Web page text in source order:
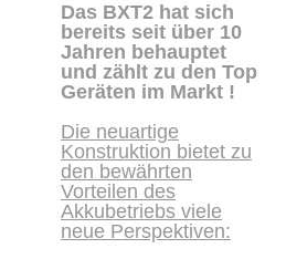
Das BXT2 hat sich
bereits seit über 10
Jahren behauptet
und zählt zu den Top
Geräten im Markt !
Die neuartige
Konstruktion bietet zu
den bewährten
Vorteilen des
Akkubetriebs viele
neue Perspektiven: